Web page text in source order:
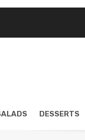
DESSERTS